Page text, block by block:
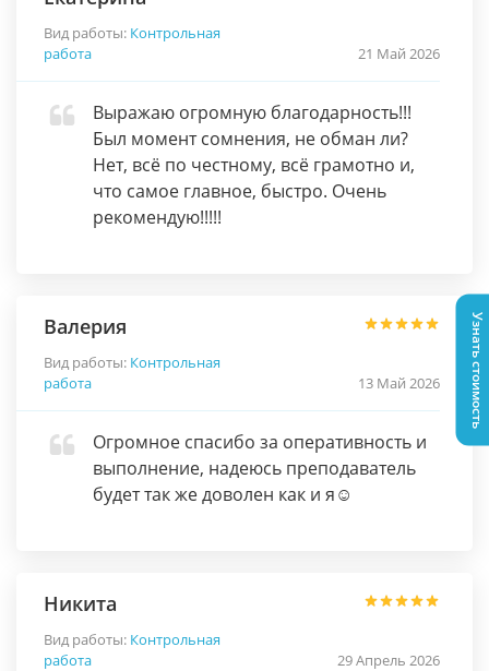
Вид работы: Контрольная
работа
21 Май 2026
Выражаю огромную благодарность!!!
Был момент сомнения, не обман ли?
Нет, всё по честному, всё грамотно и,
что самое главное, быстро. Очень
рекомендую!!!!!
Валерия
Вид работы: Контрольная
работа
13 Май 2026
Огромное спасибо за оперативность и
выполнение, надеюсь преподаватель
будет так же доволен как и я☺️
Никита
Вид работы: Контрольная
работа
29 Апрель 2026
Узнать стоимость